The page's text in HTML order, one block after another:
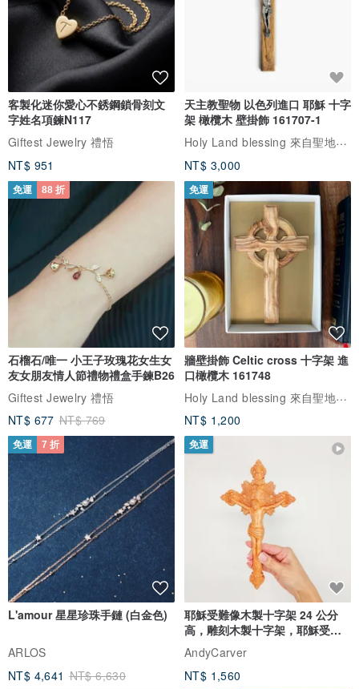
客製化迷你愛心不銹鋼鎖骨刻文
字姓名項鍊N117
Giftest Jewelry 禮悟
NT$ 951
天主教聖物 以色列進口 耶穌 十字
架 橄欖木 壁掛飾 161707-1
Holy Land blessing 來自聖地的祝福
NT$ 3,000
免運 88 折
石榴石/唯一 小王子玫瑰花女生女
友女朋友情人節禮物禮盒手鍊B26
Giftest Jewelry 禮悟
NT$ 677 NT$ 769
免運
牆壁掛飾 Celtic cross 十字架 進
口橄欖木 161748
Holy Land blessing 來自聖地的祝福
NT$ 1,200
免運 7 折
L'amour 星星珍珠手鏈 (白金色)
ARLOS
NT$ 4,641 NT$ 6,630
免運
耶穌受難像木製十字架 24 公分
高，雕刻木製十字架，耶穌受難
像天主教十字架
AndyCarver
NT$ 1,560